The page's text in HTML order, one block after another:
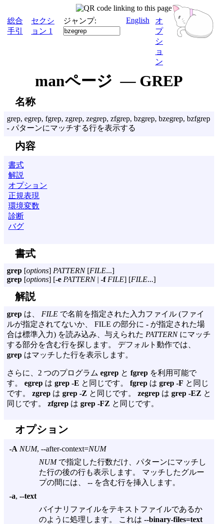
総合
手引
セクシ
ョン 1
ジャンプ: English
オ
プ
シ
ョ
ン
manページ — GREP
名称
grep, egrep, fgrep, zgrep, zegrep, zfgrep, bzgrep, bzegrep, bzfgrep
- パターンにマッチする行を表示する
内容
書式
解説
オプション
正規表現
環境変数
診断
バグ
書式
grep [options] PATTERN[FILE...]
grep [options] [-e PATTERN| -f FILE] [FILE...]
解説
grep は、 FILE で名前を指定された入力ファイル (ファイ
ルが指定されてないか、 FILE の部分に - が指定された場
合は標準入力) を読み込み、与えられた PATTERNにマッチ
する部分を含む行を探します。 デフォルト動作では、
grep はマッチした行を表示します。
さらに、2 つのプログラム egrep と fgrep を利用可能で
す。 egrep は grep -E と同じです。 fgrep は grep -F と同じ
です。 zgrep は grep -Z と同じです。 zegrep は grep -EZ と
同じです。 zfgrep は grep -FZ と同じです。
オプション
-A NUM, --after-context=NUM
NUMで指定した行数だけ、パターンにマッチし
た行の後の行も表示します。 マッチしたグルー
プの間には、 -- を含む行を挿入します。
-a, --text
バイナリファイルをテキストファイルであるか
のように処理します。 これは --binary-files=text